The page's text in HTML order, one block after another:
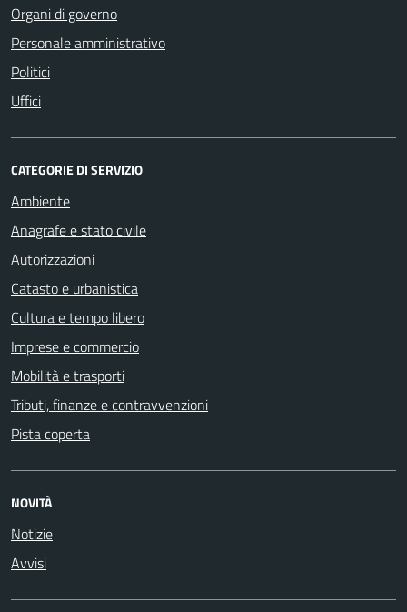
Organi di governo
Personale amministrativo
Politici
Uffici
CATEGORIE DI SERVIZIO
Ambiente
Anagrafe e stato civile
Autorizzazioni
Catasto e urbanistica
Cultura e tempo libero
Imprese e commercio
Mobilità e trasporti
Tributi, finanze e contravvenzioni
Pista coperta
NOVITÀ
Notizie
Avvisi